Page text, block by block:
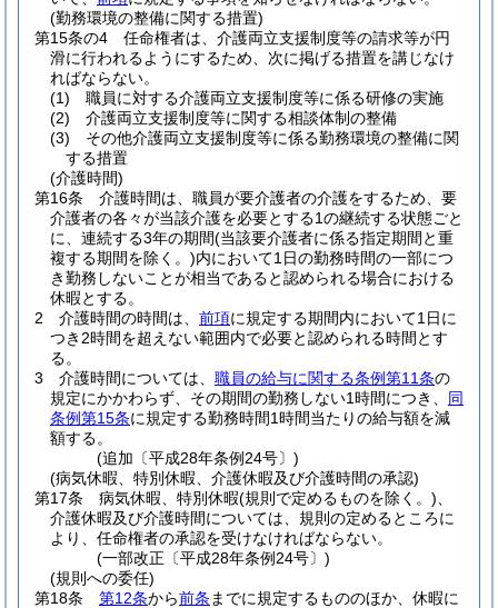
(勤務環境の整備に関する措置)
第15条の4
任命権者は、介護両立支援制度等の請求等が円
滑に行われるようにするため、次に掲げる措置を講じなけ
ればならない。
(1)
職員に対する介護両立支援制度等に係る研修の実施
(2)
介護両立支援制度等に関する相談体制の整備
(3)
その他介護両立支援制度等に係る勤務環境の整備に関
する措置
(介護時間)
第16条
介護時間は、職員が要介護者の介護をするため、要
介護者の各々が当該介護を必要とする1の継続する状態ごと
に、連続する3年の期間(当該要介護者に係る指定期間と重
複する期間を除く。)内において1日の勤務時間の一部につ
き勤務しないことが相当であると認められる場合における
休暇とする。
2
介護時間の時間は、 前項に規定する期間内において1日に
つき2時間を超えない範囲内で必要と認められる時間とす
る。
3
介護時間については、 職員の給与に関する条例第11条の
規定にかかわらず、その期間の勤務しない1時間につき、 同
条例第15条に規定する勤務時間1時間当たりの給与額を減
額する。
(追加〔平成28年条例24号〕)
(病気休暇、特別休暇、介護休暇及び介護時間の承認)
第17条
病気休暇、特別休暇(規則で定めるものを除く。)
介護休暇及び介護時間については、規則の定めるところに
より、任命権者の承認を受けなければならない。
(一部改正〔平成28年条例24号〕)
(規則への委任)
第18条
第12条から前条 までに規定するもののほか、休暇に